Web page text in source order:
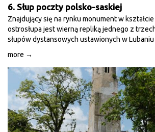
6. Słup poczty polsko-saskiej
Znajdujący się na rynku monument w
ostrosłupa jest wierną repliką jednego z
słupów dystansowych ustawionych w Lubaniu
more →